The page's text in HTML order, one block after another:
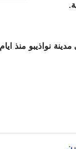
نواذيبو منذ
و صورة